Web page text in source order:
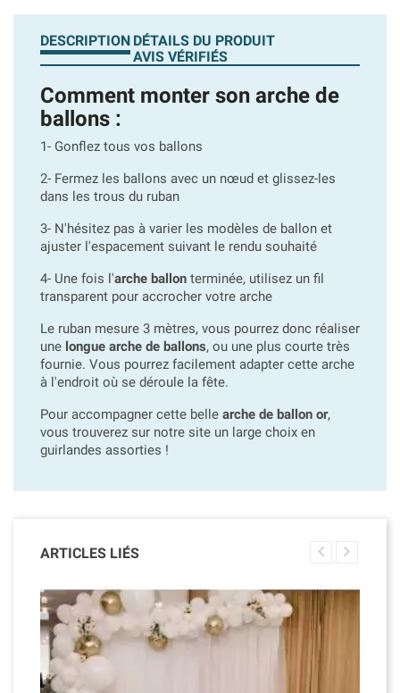
DESCRIPTION DÉTAILS DU PRODUIT
AVIS VÉRIFIÉS
Comment monter son arche de
ballons :
1- Gonflez tous vos ballons
2- Fermez les ballons avec un nœud et glissez-les
dans les trous du ruban
3- N'hésitez pas à varier les modèles de ballon et
ajuster l'espacement suivant le rendu souhaité
4- Une fois l'arche ballon terminée, utilisez un fil
transparent pour accrocher votre arche
Le ruban mesure 3 mètres, vous pourrez donc réaliser
une longue arche de ballons, ou une plus courte très
fournie. Vous pourrez facilement adapter cette arche
à l'endroit où se déroule la fête.
Pour accompagner cette belle arche de ballon or,
vous trouverez sur notre site un large choix en
guirlandes assorties !
ARTICLES LIÉS